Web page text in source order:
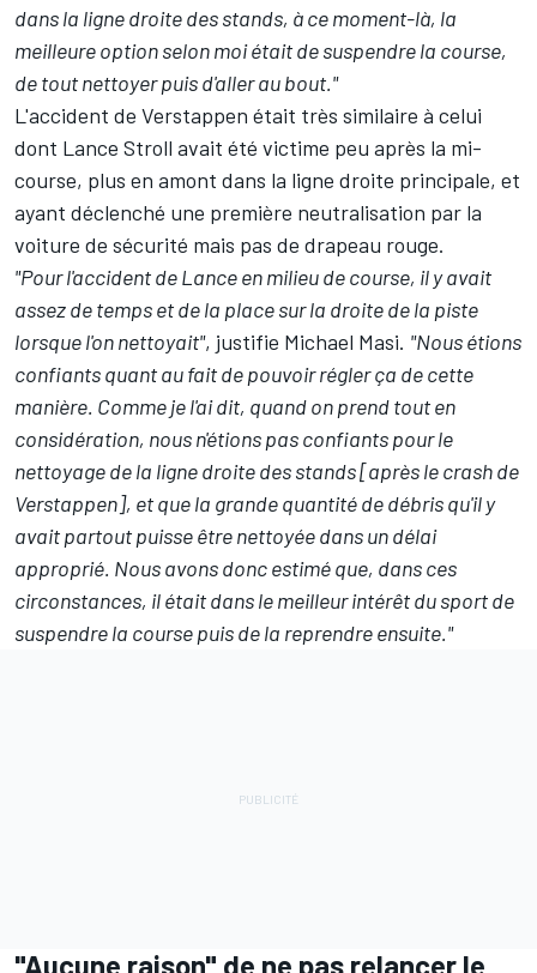
dans la ligne droite des stands, à ce moment-là, la
meilleure option selon moi était de suspendre la course,
de tout nettoyer puis d'aller au bout."
L'accident de Verstappen était très similaire à celui
dont Lance Stroll avait été victime peu après la mi-
course, plus en amont dans la ligne droite principale, et
ayant déclenché une première neutralisation par la
voiture de sécurité mais pas de drapeau rouge.
"Pour l'accident de Lance en milieu de course, il y avait
assez de temps et de la place sur la droite de la piste
lorsque l'on nettoyait", justifie Michael Masi. "Nous étions
confiants quant au fait de pouvoir régler ça de cette
manière. Comme je l'ai dit, quand on prend tout en
considération, nous n'étions pas confiants pour le
nettoyage de la ligne droite des stands [après le crash de
Verstappen], et que la grande quantité de débris qu'il y
avait partout puisse être nettoyée dans un délai
approprié. Nous avons donc estimé que, dans ces
circonstances, il était dans le meilleur intérêt du sport de
suspendre la course puis de la reprendre ensuite."
"Aucune raison" de ne pas relancer le